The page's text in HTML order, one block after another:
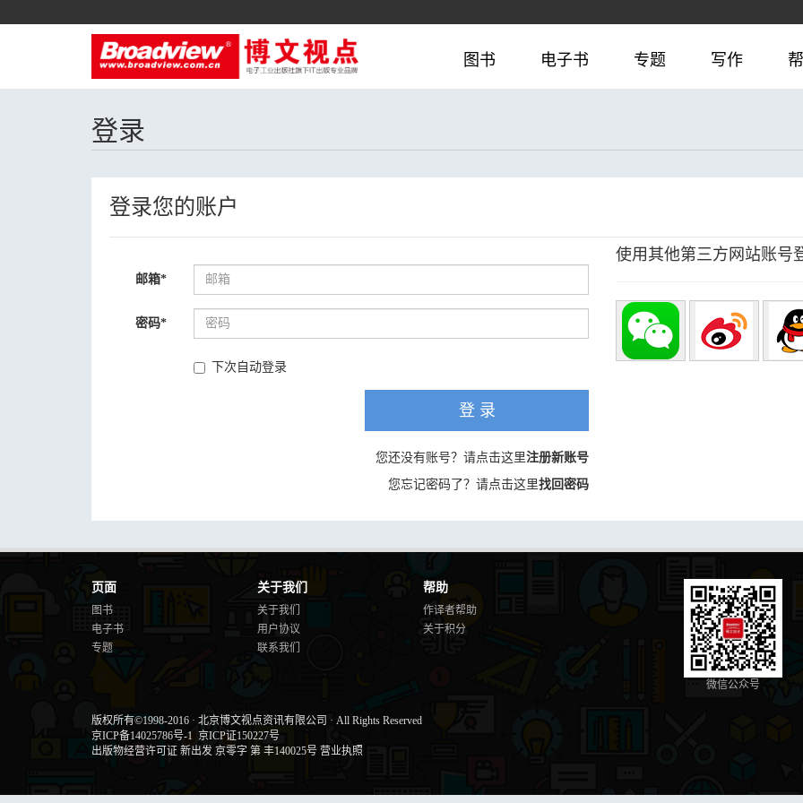
图书 电子书 专题 写作
登录
登录您的账户
邮箱*
密码*
下次自动登录
登 录
您还没有账号？请点击这里注册新账号
您忘记密码了？请点击这里找回密码
使用其他第三方网站账号
页面
图书
电子书
专题
关于我们
关于我们
用户协议
联系我们
帮助
作译者帮助
关于积分
微信公众号
版权所有©1998-2016 · 北京博文视点资讯有限公司 · All Rights Reserved
京ICP备14025786号-1 京ICP证150227号
出版物经营许可证 新出发 京零字 第 丰140025号 营业执照